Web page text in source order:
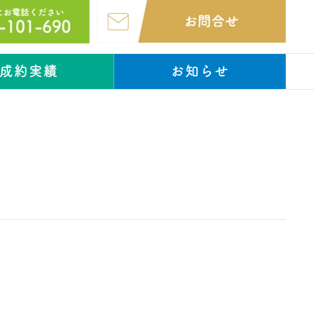
約実績 お知らせ